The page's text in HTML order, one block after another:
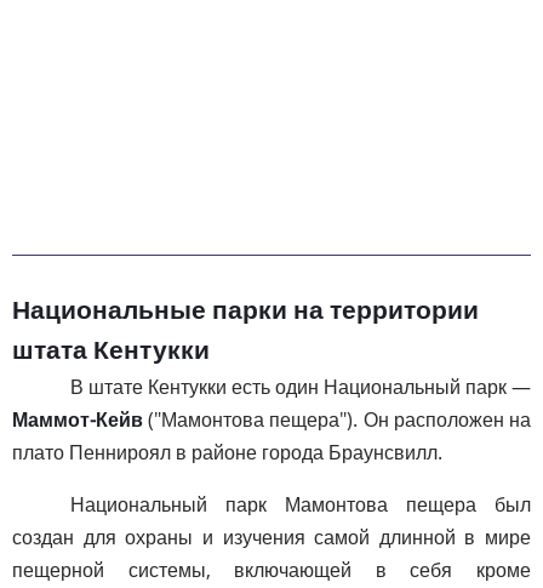
Национальные парки на территории
штата Кентукки
В штате Кентукки есть один Национальный парк —
Маммот-Кейв("Мамонтова пещера"). Он расположен на
плато Пеннироял в районе города Браунсвилл.
Национальный парк Мамонтова пещера был
создан для охраны и изучения самой длинной в мире
пещерной системы, включающей в себя кроме